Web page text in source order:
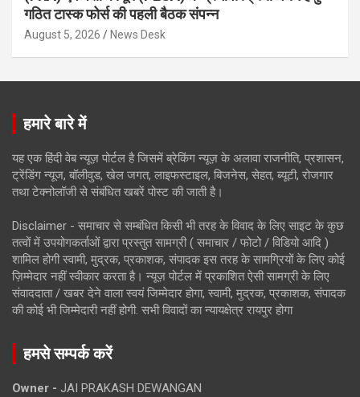
गठित टास्क फोर्स की पहली बैठक संपन्न
August 5, 2026 News Desk
हमारे बारे में
यह एक हिंदी वेब न्यूज़ पोर्टल है जिसमें ब्रेकिंग न्यूज़ के अलावा राजनीति, प्रशासन,
ट्रेंडिंग न्यूज, बॉलीवुड, खेल जगत, लाइफस्टाइल, बिजनेस, सेहत, ब्यूटी, रोजगार
तथा टेक्नोलॉजी से संबंधित खबरें पोस्ट की जाती है।
Disclaimer - समाचार से सम्बंधित किसी भी तरह के विवाद के लिए साइट के कुछ
तत्वों में उपयोगकर्ताओं द्वारा प्रस्तुत सामग्री ( समाचार / फोटो / विडियो आदि )
शामिल होगी स्वामी, मुद्रक, प्रकाशक, संपादक इस तरह के सामग्रियों के लिए कोई
ज़िम्मेदार नहीं स्वीकार करता है। न्यूज़ पोर्टल में प्रकाशित ऐसी सामग्री के लिए
संवाददाता / खबर देने वाला स्वयं जिम्मेदार होगा, स्वामी, मुद्रक, प्रकाशक, संपादक
की कोई भी जिम्मेदारी नहीं होगी. सभी विवादों का न्यायक्षेत्र रायपुर होगा
हमसे सम्पर्क करें
Owner - JAI PRAKASH DEWANGAN